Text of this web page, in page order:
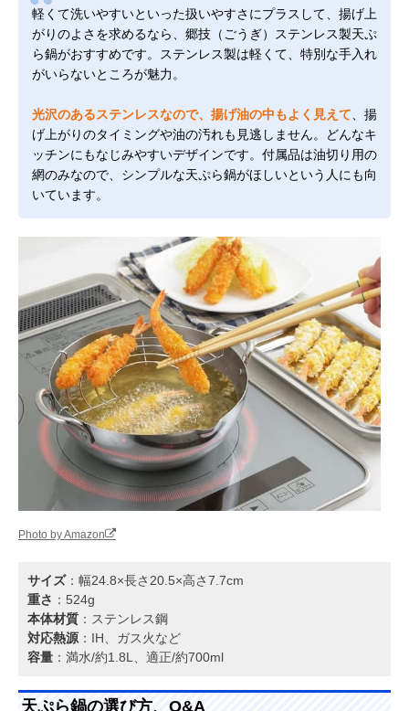
軽くて洗いやすいといった扱いやすさにプラスして、揚げ上
がりのよさを求めるなら、郷技（ごうぎ）ステンレス製天ぷ
ら鍋がおすすめです。ステンレス製は軽くて、特別な手入れ
がいらないところが魅力。
光沢のあるステンレスなので、揚げ油の中もよく見えて 、揚
げ上がりのタイミングや油の汚れも見逃しません。どんなキ
ッチンにもなじみやすいデザインです。付属品は油切り用の
網のみなので、シンプルな天ぷら鍋がほしいという人にも向
いています。
Photo by Amazon
サイズ：幅24.8×長さ20.5×高さ7.7cm
重さ ：524g
本体材質 ：ステンレス鋼
対応熱源 ：IH、ガス火など
容量 ：満水/約1.8L、適正/約700ml
天ぷら鍋の選び方、Q&A